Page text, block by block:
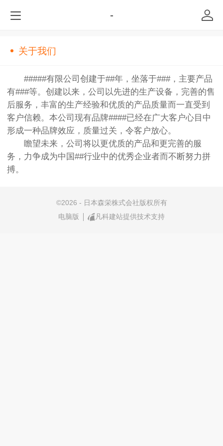
-
关于我们
#####有限公司创建于##年，坐落于###，主要产品
有###等。创建以来，公司以先进的生产设备，完善的售
后服务，丰富的生产经验和优质的产品质量而一直受到
客户信赖。本公司现有品牌####已经在广大客户心目中
形成一种品牌效应，质量过关，令客户放心。
瞻望未来，公司将以更优质的产品和更完善的服
务，力争成为中国##行业中的优秀企业者而不断努力拼
搏。
©2026 - 日本森栄株式会社版权所有
电脑版
凡科建站提供技术支持